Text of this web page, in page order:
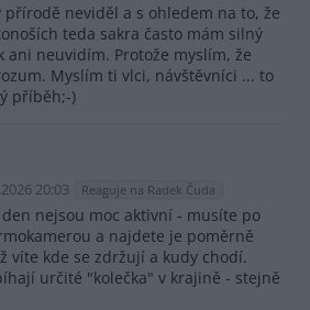
přírodě neviděl a s ohledem na to, že
teda sakra často mám silný
ani neuvidím. Protože myslím, že
Myslím ti vlci, návštěvníci ... to
příběh;-)
20:03 Reaguje na Radek Čuda
den nejsou moc aktivní - musíte po
a najdete je poměrně
víte kde se zdržují a kudy chodí.
určité "kolečka" v krajině - stejně